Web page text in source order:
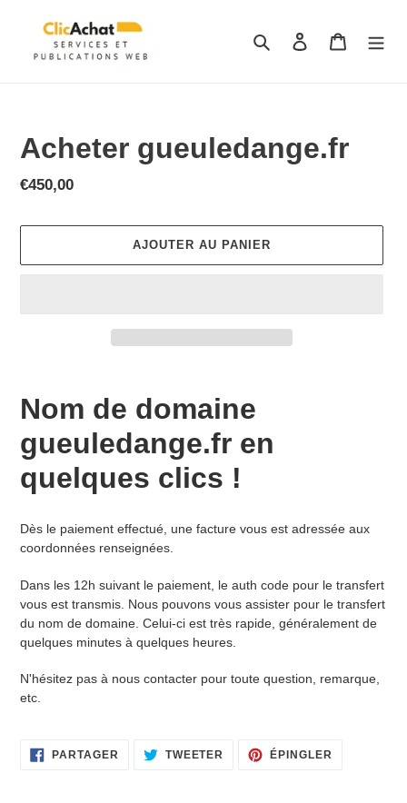
RechercherSe connecter
Panier
Acheter gueuledange.fr
Prix
€450,00
AJOUTER AU PANIER
produit
votre
Nom de domaine
gueuledange.fr en
quelques clics !
Dès le paiement effectué, une facture vous est adressée aux
coordonnées renseignées.
Dans les 12h suivant le paiement, le auth code pour le transfert
vous est transmis. Nous pouvons vous assister pour le transfert
du nom de domaine. Celui-ci est très rapide, généralement de
quelques minutes à quelques heures.
N'hésitez pas à nous contacter pour toute question, remarque,
etc.
PARTAGER PARTAGER
SUR
TWEETER TWEETER
SUR
ÉPINGLER